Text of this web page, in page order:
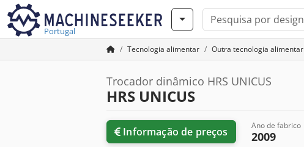
Portugal
Tecnologia alimentar Outra tecnologia alimentar
Trocador dinâmico HRS UNICUS
HRS UNICUS
Informação de preços Ano de fabrico
2009